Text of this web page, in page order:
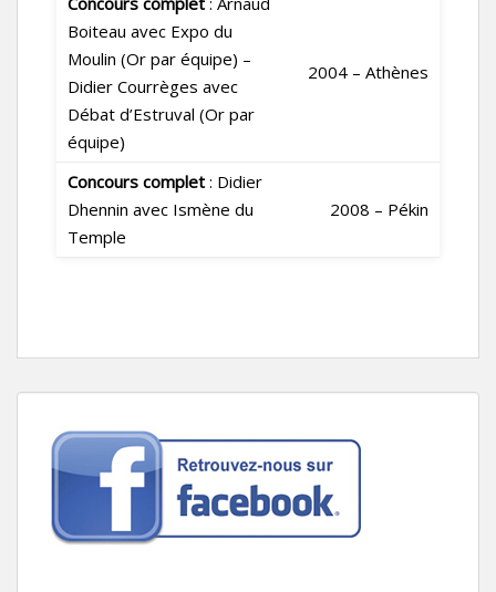
Boiteau avec Expo du
Moulin (Or par équipe) –
Didier Courrèges avec
Débat d’Estruval (Or par
équipe)
2004 – Athènes
Concours complet : Didier
Dhennin avec Ismène du
Temple
2008 – Pékin